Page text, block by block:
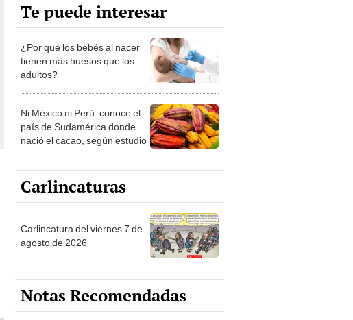
¿Por qué los bebés al nacer
tienen más huesos que los
adultos?
Ni México ni Perú: conoce el
país de Sudamérica donde
nació el cacao, según estudio
Carlincaturas
agosto de 2026
Notas Recomendadas
Partidos de Liga 1 en la fecha